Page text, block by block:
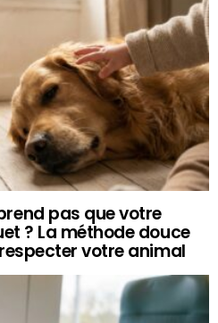
pas que votre
? La méthode douce
votre animal